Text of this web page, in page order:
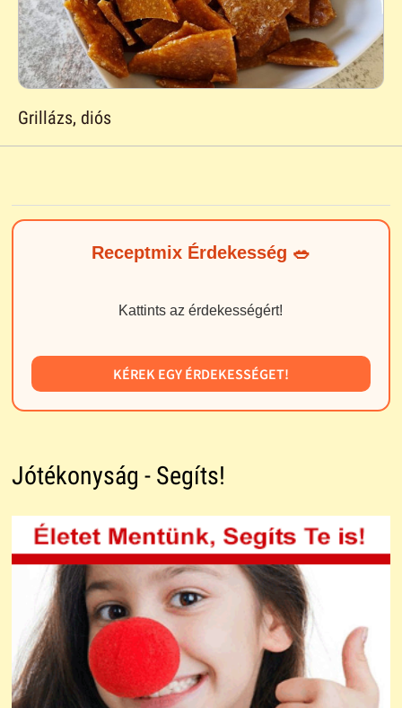
Grillázs, diós
Receptmix Érdekesség 🥗
Kattints az érdekességért!
KÉREK EGY ÉRDEKESSÉGET!
Jótékonyság - Segíts!